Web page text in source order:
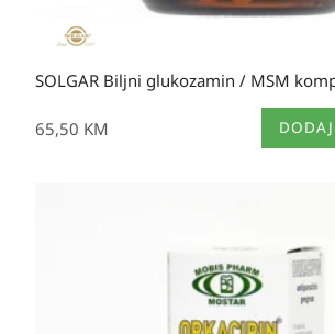
SOLGAR Biljni glukozamin / MSM
65,50 KM